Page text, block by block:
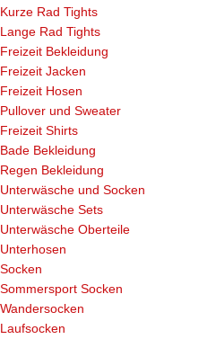
Kurze Rad Tights
Lange Rad Tights
Freizeit Bekleidung
Freizeit Jacken
Freizeit Hosen
Pullover und Sweater
Freizeit Shirts
Bade Bekleidung
Regen Bekleidung
Unterwäsche und Socken
Unterwäsche Sets
Unterwäsche Oberteile
Unterhosen
Socken
Sommersport Socken
Wandersocken
Laufsocken